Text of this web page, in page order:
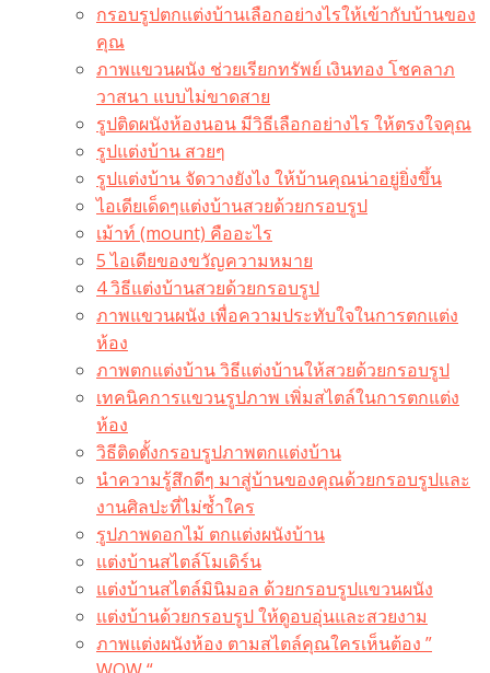
กรอบรูปตกแต่งบ้านเลือกอย่างไรให้เข้ากับบ้านของ
คุณ
ภาพแขวนผนัง ช่วยเรียกทรัพย์ เงินทอง โชคลาภ
วาสนา แบบไม่ขาดสาย
รูปติดผนังห้องนอน มีวิธีเลือกอย่างไร ให้ตรงใจคุณ
รูปแต่งบ้าน สวยๆ
รูปแต่งบ้าน จัดวางยังไง ให้บ้านคุณน่าอยู่ยิ่งขึ้น
ไอเดียเด็ดๆแต่งบ้านสวยด้วยกรอบรูป
เม้าท์ (mount) คืออะไร​
5 ไอเดียของขวัญความหมาย
4 วิธีแต่งบ้านสวยด้วยกรอบรูป
ภาพแขวนผนัง เพื่อความประทับใจในการตกแต่ง
ห้อง
ภาพตกแต่งบ้าน วิธีแต่งบ้านให้สวยด้วยกรอบรูป
เทคนิคการแขวนรูปภาพ เพิ่มสไตล์ในการตกแต่ง
ห้อง
วิธีติดตั้งกรอบรูปภาพตกแต่งบ้าน
นำความรู้สึกดีๆ มาสู่บ้านของคุณด้วยกรอบรูปและ
งานศิลปะที่ไม่ซ้ำใคร
รูปภาพดอกไม้ ตกแต่งผนังบ้าน
แต่งบ้านสไตล์โมเดิร์น
แต่งบ้านสไตล์มินิมอล ด้วยกรอบรูปแขวนผนัง
แต่งบ้านด้วยกรอบรูป ให้ดูอบอุ่นและสวยงาม
ภาพแต่งผนังห้อง ตามสไตล์คุณใครเห็นต้อง ”